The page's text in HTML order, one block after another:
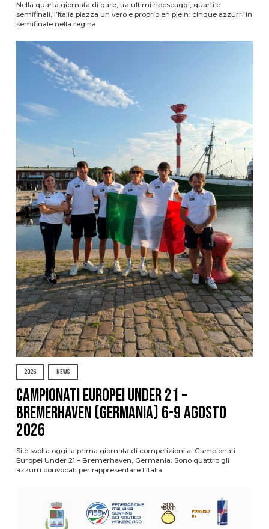
Nella quarta giornata di gare, tra ultimi ripescaggi, quarti e
semifinali, l’Italia piazza un vero e proprio en plein: cinque azzurri in
semifinale nella regina
2026 NEWS
Campionati Europei Under 21 –
Bremerhaven (Germania) 6-9 agosto
2026
Si è svolta oggi la prima giornata di competizioni ai Campionati
Europei Under 21 – Bremerhaven, Germania. Sono quattro gli
azzurri convocati per rappresentare l’Italia